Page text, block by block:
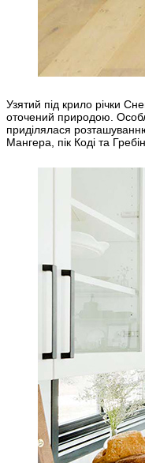
Узятий під крило річки
оточений природою.
приділялася
Мангера, пік Коді та